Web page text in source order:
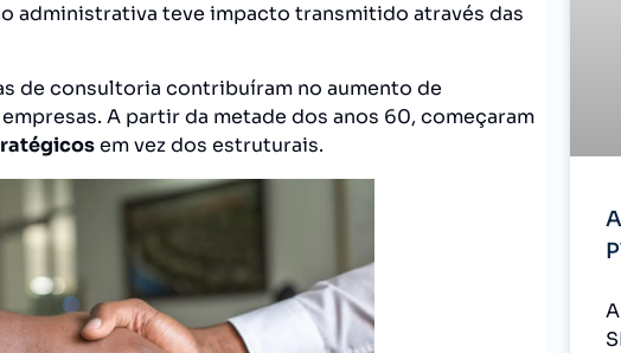
administrativa teve impacto transmitido através das
de consultoria contribuíram no aumento de
A partir da metade dos anos 60, começaram
em vez dos estruturais.